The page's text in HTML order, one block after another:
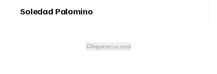
Soledad Palomino
Reportar un error